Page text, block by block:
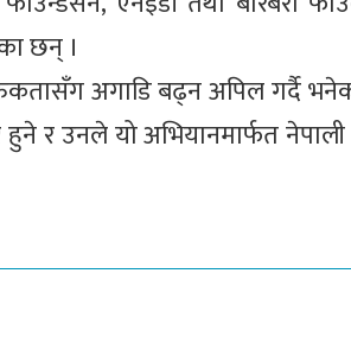
छन् ।
अगाडि बढ्न अपिल गर्दै
र उनले यो अभियानमार्फत